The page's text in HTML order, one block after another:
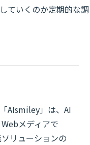
ていくのか定期的な調
AIsmiley」は、AI
メディアで
リューションの